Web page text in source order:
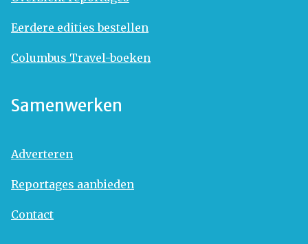
Eerdere edities bestellen
Columbus Travel-boeken
Samenwerken
Adverteren
Reportages aanbieden
Contact